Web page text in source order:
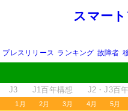
スマー
プレスリリース ランキング 故障者
J3 J1百年構想 J2・J3百
1月 2月 3月 4月 5月